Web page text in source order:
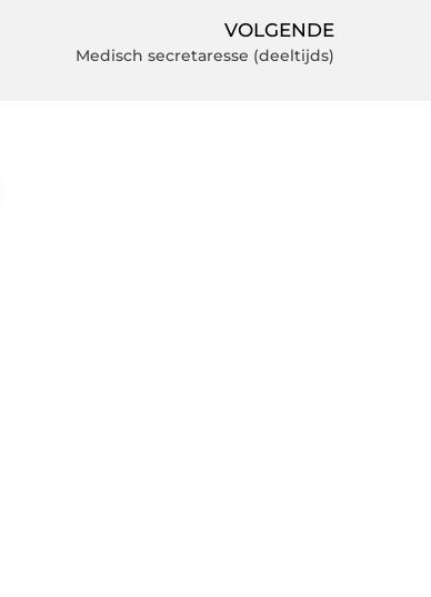
VOLGENDE
Medisch secretaresse (deeltijds)